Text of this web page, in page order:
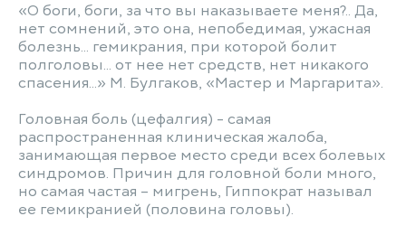
«О боги, боги, за что вы наказываете меня?.. Да,
нет сомнений, это она, непобедимая, ужасная
болезнь... гемикрания, при которой болит
полголовы... от нее нет средств, нет никакого
спасения...» М. Булгаков, «Мастер и Маргарита».
Головная боль (цефалгия) - самая
распространенная клиническая жалоба,
занимающая первое место среди всех болевых
синдромов. Причин для головной боли много,
но самая частая – мигрень, Гиппократ называл
ее гемикранией (половина головы).